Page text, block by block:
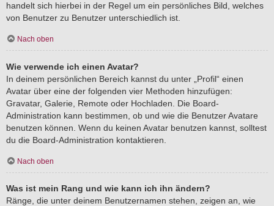
handelt sich hierbei in der Regel um ein persönliches Bild, welches
von Benutzer zu Benutzer unterschiedlich ist.
Nach oben
Wie verwende ich einen Avatar?
In deinem persönlichen Bereich kannst du unter „Profil“ einen
Avatar über eine der folgenden vier Methoden hinzufügen:
Gravatar, Galerie, Remote oder Hochladen. Die Board-
Administration kann bestimmen, ob und wie die Benutzer Avatare
benutzen können. Wenn du keinen Avatar benutzen kannst, solltest
du die Board-Administration kontaktieren.
Nach oben
Was ist mein Rang und wie kann ich ihn ändern?
Ränge, die unter deinem Benutzernamen stehen, zeigen an, wie